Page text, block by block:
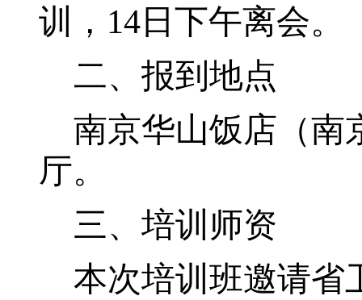
训， 14日 下午离会。
二、 报到地点
南京华山饭店（南
厅。
三、 培训师资
本次培训班邀请省